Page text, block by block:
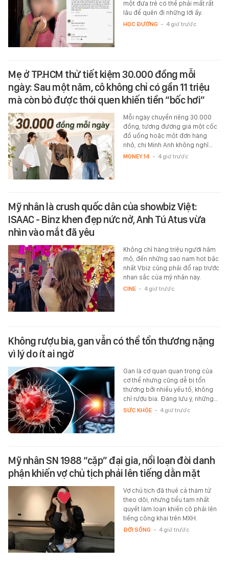
một đứa trẻ có thể phải mất rất
lâu để quên đi những lời ấy.
HỌC ĐƯỜNG - 4 giờ trước
Mẹ ở TP.HCM thử tiết kiệm 30.000 đồng mỗi
ngày: Sau một năm, cô không chỉ có gần 11 triệu
mà còn bỏ được thói quen khiến tiền “bốc hơi”
Mỗi ngày chuyển riêng 30.000
đồng, tương đương giá một cốc
đồ uống hoặc một đơn hàng
nhỏ, chị Minh Anh không nghĩ…
MONEY.14 - 4 giờ trước
Mỹ nhân là crush quốc dân của showbiz Việt:
ISAAC - Binz khen đẹp nức nở, Anh Tú Atus vừa
nhìn vào mắt đã yêu
Không chỉ hàng triệu người hâm
mộ, đến những sao nam hot bậc
nhất Vbiz cũng phải đổ rạp trước
nhan sắc của mỹ nhân này.
CINE - 4 giờ trước
Không rượu bia, gan vẫn có thể tổn thương nặng
vì lý do ít ai ngờ
Gan là cơ quan quan trọng của
cơ thể nhưng cũng dễ bị tổn
thương bởi nhiều yếu tố, không
chỉ rượu bia. Đáng lưu ý, những…
SỨC KHỎE - 4 giờ trước
Mỹ nhân SN 1988 “cặp” đại gia, nổi loạn đòi danh
phận khiến vợ chủ tịch phải lên tiếng dằn mặt
Vợ chủ tịch đã thuê cả thám tử
theo dõi, nhưng tiểu tam nhất
quyết làm loạn khiến cô phải lên
tiếng công khai trên MXH.
ĐỜI SỐNG - 4 giờ trước